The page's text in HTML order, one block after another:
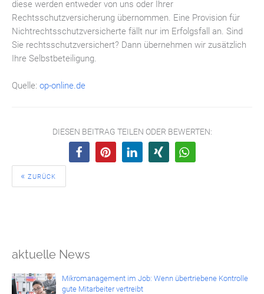
aktuelle News
Mikromanagement im Job: Wenn übertriebene Kontrolle
gute Mitarbeiter vertreibt
diese werden entweder von uns oder Ihrer
Rechtsschutzversicherung übernommen. Eine Provision für
Nichtrechtsschutzversicherte fällt nur im Erfolgsfall an. Sind
Sie rechtsschutzversichert? Dann übernehmen wir zusätzlich
Ihre Selbstbeteiligung.
Quelle: op-online.de
DIESEN BEITRAG TEILEN ODER BEWERTEN:
ZURÜCK